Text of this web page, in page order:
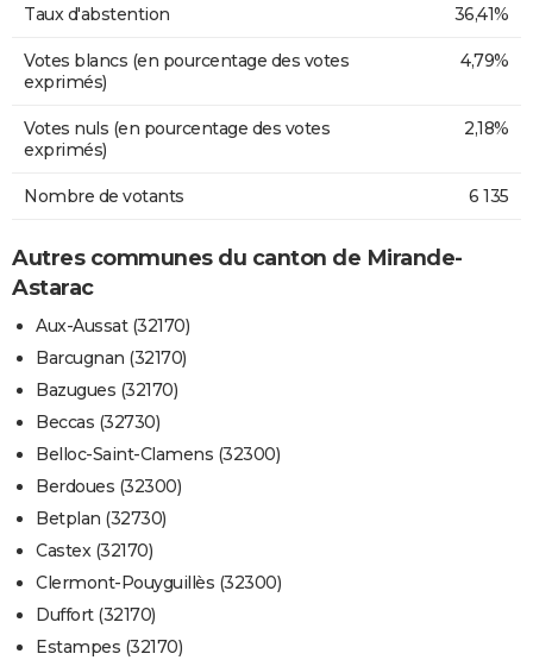
Taux d'abstention 36,41%
Votes blancs (en pourcentage des votes
exprimés)
4,79%
Votes nuls (en pourcentage des votes
exprimés)
2,18%
Nombre de votants 6 135
Autres communes du canton de Mirande-
Astarac
Aux-Aussat (32170)
Barcugnan (32170)
Bazugues (32170)
Beccas (32730)
Belloc-Saint-Clamens (32300)
Berdoues (32300)
Betplan (32730)
Castex (32170)
Clermont-Pouyguillès (32300)
Duffort (32170)
Estampes (32170)